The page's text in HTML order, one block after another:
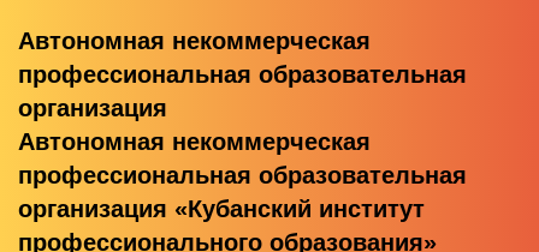
Автономная некоммерческая
профессиональная образовательная
организация
Автономная некоммерческая
профессиональная образовательная
организация «Кубанский институт
профессионального образования»